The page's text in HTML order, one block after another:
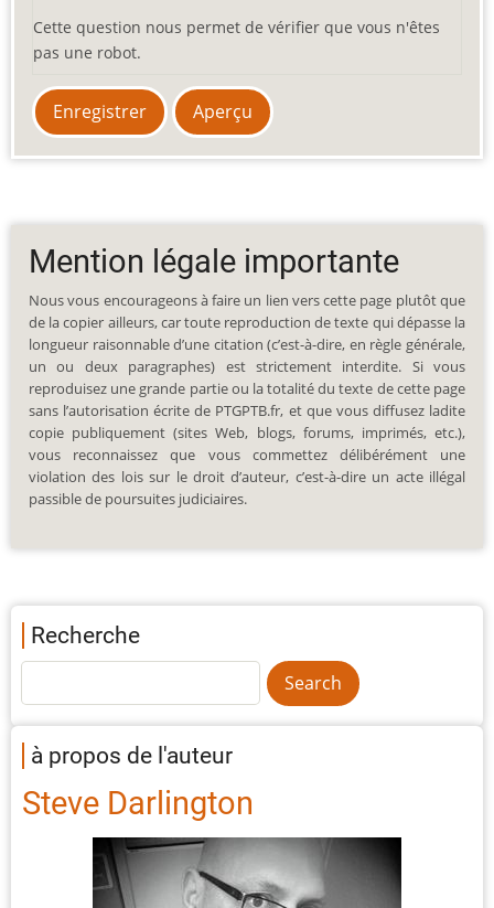
Cette question nous permet de vérifier que vous n'êtes
pas une robot.
Mention légale importante
Nous vous encourageons à faire un lien vers cette page plutôt que
de la copier ailleurs, car toute reproduction de texte qui dépasse la
longueur raisonnable d’une citation (c’est-à-dire, en règle générale,
un ou deux paragraphes) est strictement interdite. Si vous
reproduisez une grande partie ou la totalité du texte de cette page
sans l’autorisation écrite de PTGPTB.fr, et que vous diffusez ladite
copie publiquement (sites Web, blogs, forums, imprimés, etc.),
vous reconnaissez que vous commettez délibérément une
violation des lois sur le droit d’auteur, c’est-à-dire un acte illégal
passible de poursuites judiciaires.
Recherche
à propos de l'auteur
Steve Darlington